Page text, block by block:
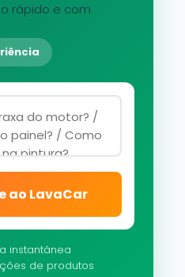
rápido e com
ao LavaCar
instantânea
de produtos